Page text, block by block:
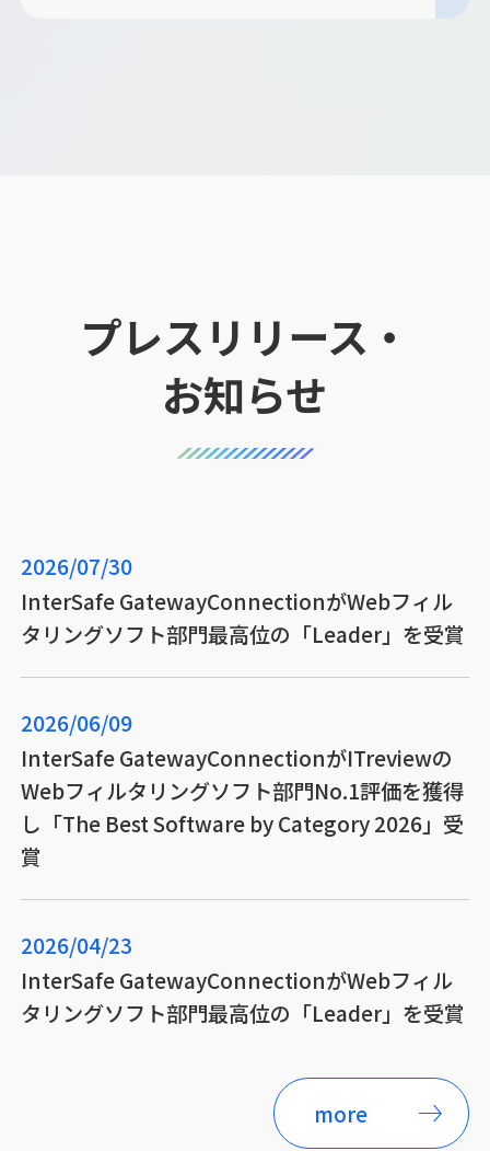
プレスリリース・
お知らせ
2026/07/30
InterSafe GatewayConnectionがWebフィル
タリングソフト部門最高位の「Leader」を受賞
2026/06/09
InterSafe GatewayConnectionがITreviewの
Webフィルタリングソフト部門No.1評価を獲得
し「The Best Software by Category 2026」受
賞
2026/04/23
InterSafe GatewayConnectionがWebフィル
タリングソフト部門最高位の「Leader」を受賞
more